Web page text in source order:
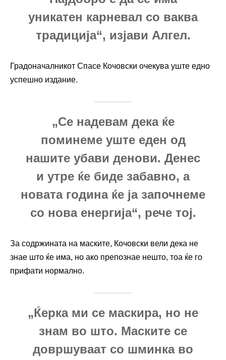
уникатен карневал со ваква
традиција“, изјави Алгел.
Градоначалникот Спасе Кочовски очекува уште едно
успешно издание.
„Се надевам дека ќе
поминеме уште еден од
нашите убави денови. Денес
и утре ќе биде забавно, а
новата година ќе ја започнеме
со нова енергија“, рече тој.
За содржината на маските, Кочовски вели дека не
знае што ќе има, но ако препознае нешто, тоа ќе го
прифати нормално.
„Ќерка ми се маскира, но не
знам во што. Маските се
довршуваат со шминка во